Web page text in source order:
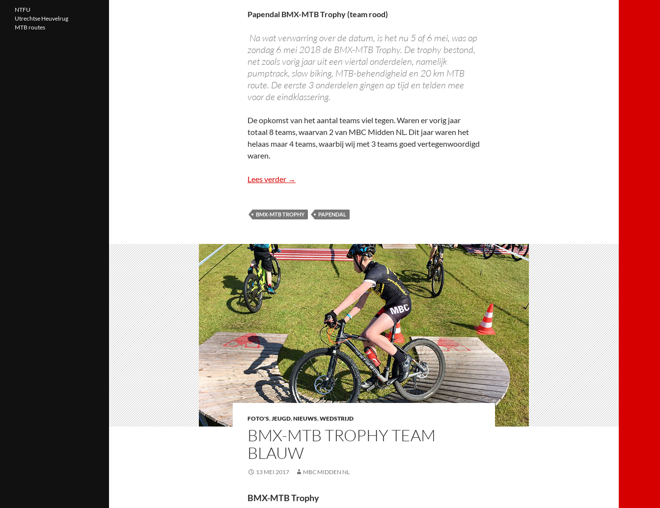
Papendal BMX-MTB Trophy (team rood)
Na wat verwarring over de datum, is het nu 5 of 6 mei, was op
zondag 6 mei 2018 de BMX-MTB Trophy. De trophy bestond,
net zoals vorig jaar uit een viertal onderdelen, namelijk
pumptrack, slow biking, MTB-behendigheid en 20 km MTB
route. De eerste 3 onderdelen gingen op tijd en telden mee
voor de eindklassering.
De opkomst van het aantal teams viel tegen. Waren er vorig jaar
totaal 8 teams, waarvan 2 van MBC Midden NL. Dit jaar waren het
helaas maar 4 teams, waarbij wij met 3 teams goed vertegenwoordigd
waren.
Lees verder Papendal BMX-MTB Trophy
→
BMX-MTB TROPHY PAPENDAL
FOTO'S,JEUGD,NIEUWS,WEDSTRIJD
BMX-MTB TROPHY TEAM
BLAUW
13 MEI 2017 MBC MIDDEN NL
BMX-MTB Trophy
NTFU
Utrechtse Heuvelrug
MTB routes